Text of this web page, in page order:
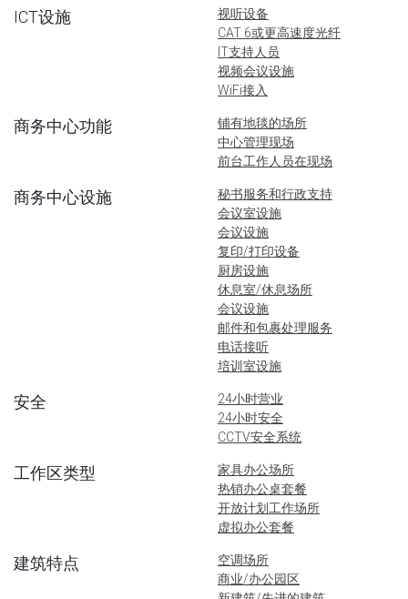
ICT设施
视听设备
CAT 6或更高速度光纤
IT支持人员
视频会议设施
WiFi接入
商务中心功能
铺有地毯的场所
中心管理现场
前台工作人员在现场
商务中心设施
秘书服务和行政支持
会议室设施
会议设施
复印/打印设备
厨房设施
休息室/休息场所
会议设施
邮件和包裹处理服务
电话接听
培训室设施
安全
24小时营业
24小时安全
CCTV安全系统
工作区类型
家具办公场所
热销办公桌套餐
开放计划工作场所
虚拟办公套餐
建筑特点
空调场所
商业/办公园区